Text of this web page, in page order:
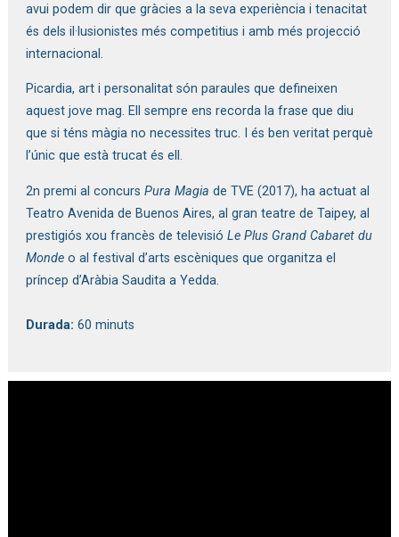
avui podem dir que gràcies a la seva experiència i tenacitat
és dels il·lusionistes més competitius i amb més projecció
internacional.
Picardia, art i personalitat són paraules que defineixen
aquest jove mag. Ell sempre ens recorda la frase que diu
que si téns màgia no necessites truc. I és ben veritat perquè
l’únic que està trucat és ell.
2n premi al concurs Pura Magia de TVE (2017), ha actuat al
Teatro Avenida de Buenos Aires, al gran teatre de Taipey, al
prestigiós xou francès de televisió Le Plus Grand Cabaret du
Monde o al festival d’arts escèniques que organitza el
príncep d’Aràbia Saudita a Yedda.
Durada: 60 minuts